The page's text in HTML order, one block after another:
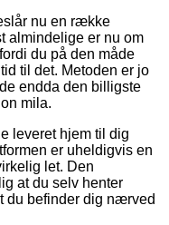
nu en række
almindelige er nu om
du på den måde
til det. Metoden er jo
endda den billigste
mila.
leveret hjem til dig
er uheldigvis en
let. Den
at du selv henter
du befinder dig nærved